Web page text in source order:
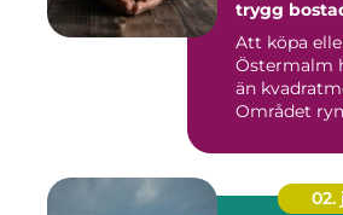
trygg
Att köpa
Östermalm
än
Området
02.